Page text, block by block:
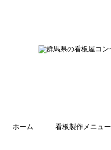
ホーム 看板製作メニュー